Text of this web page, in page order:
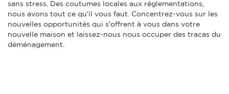
sans stress. Des coutumes locales aux réglementations,
nous avons tout ce qu'il vous faut. Concentrez-vous sur les
nouvelles opportunités qui s'offrent à vous dans votre
nouvelle maison et laissez-nous nous occuper des tracas du
déménagement.